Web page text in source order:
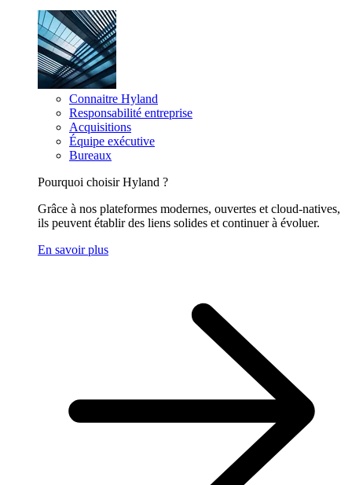
Connaitre Hyland
Responsabilité entreprise
Acquisitions
Équipe exécutive
Bureaux
Pourquoi choisir Hyland ?
Grâce à nos plateformes modernes, ouvertes et cloud-natives,
ils peuvent établir des liens solides et continuer à évoluer.
En savoir plus